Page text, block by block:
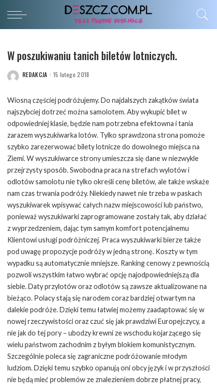
W poszukiwaniu tanich biletów lotniczych.
POSTED
REDAKCJA 15 lutego 2018
Wiosną częściej podróżujemy. Do najdalszych zakątków świata
najszybciej dotrzeć można samolotem. Aby wykupić bilet w
odpowiedniej klasie, będzie nam potrzebna efektowna i tania
zarazem wyszukiwarka lotów. Tylko sprawdzona strona pomoże
szybko zarezerwować bilety lotnicze do dowolnego miejsca na
Ziemi. W wyszukiwarce strony umieszcza się dane w niezwykle
przejrzysty sposób. Swobodna praca na strefach wylotów i
odlotów samolotu nie tylko określi cenę biletów, ale także wskaże
nam czas trwania podróży. Niekiedy nawet nie trzeba w paskach
wyszukiwarek wpisywać całych nazw miejscowości lub państwo,
ponieważ wyszukiwarki zaprogramowane zostały tak, aby działać
z wyprzedzeniem, dając tym samym komfort potencjalnemu
Klientowi usługi podróżniczej. Praca wyszukiwarki bierze także
pod uwagę propozycje podróży w jedną stronę. Koszty w tym
wypadku są automatycznie mniejsze. Ranking cenowy z pewnością
pozwoli wszystkim łatwo wybrać opcję najodpowiedniejszą dla
siebie. Daty przylotów oraz odlotów są zawsze aktualizowane na
bieżąco. Polacy stają się narodem coraz bardziej otwartym na
dalekie podróże. Dzięki temu łatwiej możemy zaadaptować się w
nowej rzeczywistości oraz czuć się jak prawdziwi Europejczycy, a
nie jak do tej pory – ubodzy krewni ze wschodu kojarzącego się
wielu państwom zachodnim z byłym blokiem komunistycznym.
Szczególnie poleca się zagraniczne podróżowanie młodym
ludziom. Dzięki temu szybko opanują oni obcy język i w przyszłości
nie będą mieć problemów ze znalezieniem dobrze płatnej pracy,